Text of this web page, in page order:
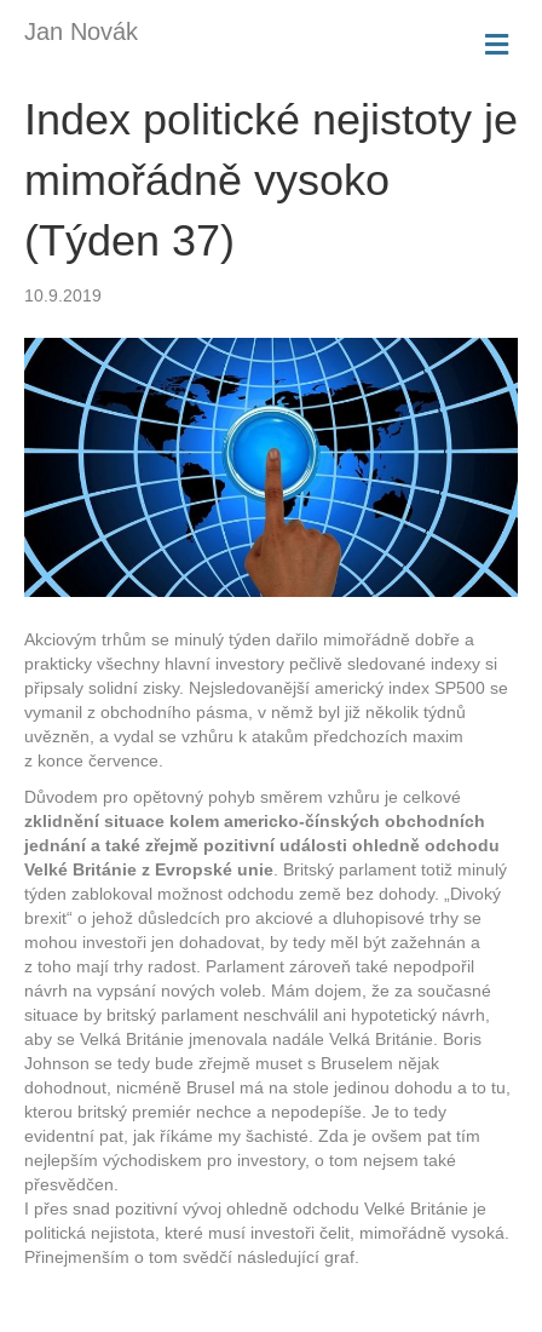
Jan Novák M
E
U
Index politické nejistoty je
mimořádně vysoko
(Týden 37)
10.9.2019
Akciovým trhům se minulý týden dařilo mimořádně dobře a
prakticky všechny hlavní investory pečlivě sledované indexy si
připsaly solidní zisky. Nejsledovanější americký index SP500 se
vymanil z obchodního pásma, v němž byl již několik týdnů
uvězněn, a vydal se vzhůru k atakům předchozích maxim
z konce července.
Důvodem pro opětovný pohyb směrem vzhůru je celkové
zklidnění situace kolem americko-čínských obchodních
jednání a také zřejmě pozitivní události ohledně odchodu
Velké Británie z Evropské unie . Britský parlament totiž minulý
týden zablokoval možnost odchodu země bez dohody. „Divoký
brexit“ o jehož důsledcích pro akciové a dluhopisové trhy se
mohou investoři jen dohadovat, by tedy měl být zažehnán a
z toho mají trhy radost. Parlament zároveň také nepodpořil
návrh na vypsání nových voleb. Mám dojem, že za současné
situace by britský parlament neschválil ani hypotetický návrh,
aby se Velká Británie jmenovala nadále Velká Británie. Boris
Johnson se tedy bude zřejmě muset s Bruselem nějak
dohodnout, nicméně Brusel má na stole jedinou dohodu a to tu,
kterou britský premiér nechce a nepodepíše. Je to tedy
evidentní pat, jak říkáme my šachisté. Zda je ovšem pat tím
nejlepším východiskem pro investory, o tom nejsem také
přesvědčen.
I přes snad pozitivní vývoj ohledně odchodu Velké Británie je
politická nejistota, které musí investoři čelit, mimořádně vysoká.
Přinejmenším o tom svědčí následující graf.